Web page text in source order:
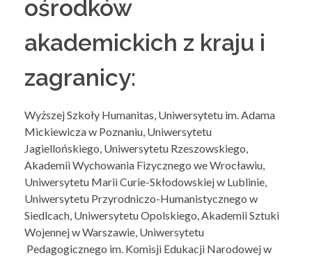
ośrodków
akademickich z kraju i
zagranicy:
Wyższej Szkoły Humanitas, Uniwersytetu im. Adama
Mickiewicza w Poznaniu, Uniwersytetu
Jagiellońskiego, Uniwersytetu Rzeszowskiego,
Akademii Wychowania Fizycznego we Wrocławiu,
Uniwersytetu Marii Curie-Skłodowskiej w Lublinie,
Uniwersytetu Przyrodniczo-Humanistycznego w
Siedlcach, Uniwersytetu Opolskiego, Akademii Sztuki
Wojennej w Warszawie, Uniwersytetu
Pedagogicznego im. Komisji Edukacji Narodowej w